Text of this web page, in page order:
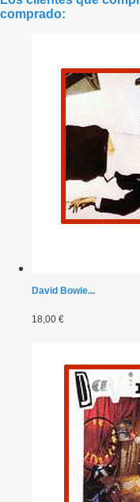
comprado:
David Bowie...
18,00 €